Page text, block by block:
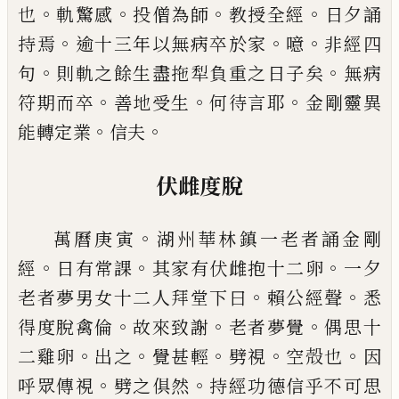
也 。軌驚感 。 投僧為師 。 教授全經 。 日夕誦
持焉 。 逾十三年以無病卒於家 。 噫 。 非經四
句 。 則軌之餘生盡拖犁負 重之日子矣 。 無病
符期而卒 。 善地受生 。何待言耶 。 金剛靈異
能轉定業 。 信夫 。
伏雌度脫
萬曆庚寅 。 湖州華林鎮一老者誦金剛
經 。 日 有常課 。 其家有伏雌抱十二卵 。 一夕
老者夢男女十二人拜堂下曰 。 賴公經聲 。 悉
得度脫禽倫 。故來致謝 。 老者夢覺 。偶思十
二雞卵 。 出之 。 覺甚輕 。 劈視 。 空殻也 。 因
呼眾傳視 。 劈之俱然 。 持經功德信乎不可思